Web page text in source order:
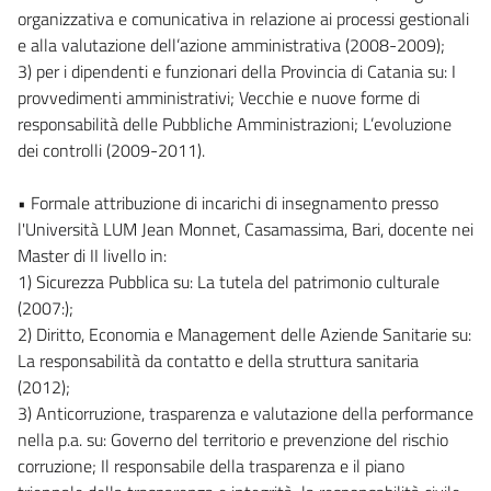
organizzativa e comunicativa in relazione ai processi gestionali
e alla valutazione dell’azione amministrativa (2008-2009);
3) per i dipendenti e funzionari della Provincia di Catania su: I
provvedimenti amministrativi; Vecchie e nuove forme di
responsabilità delle Pubbliche Amministrazioni; L’evoluzione
dei controlli (2009-2011).
• Formale attribuzione di incarichi di insegnamento presso
l'Università LUM Jean Monnet, Casamassima, Bari, docente nei
Master di II livello in:
1) Sicurezza Pubblica su: La tutela del patrimonio culturale
(2007:);
2) Diritto, Economia e Management delle Aziende Sanitarie su:
La responsabilità da contatto e della struttura sanitaria
(2012);
3) Anticorruzione, trasparenza e valutazione della performance
nella p.a. su: Governo del territorio e prevenzione del rischio
corruzione; Il responsabile della trasparenza e il piano